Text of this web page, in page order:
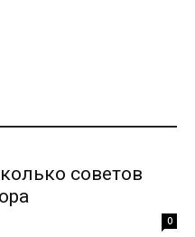
советов
0